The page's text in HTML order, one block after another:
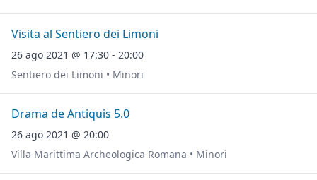
Visita al Sentiero dei Limoni
26 ago 2021 @ 17:30 - 20:00
Sentiero dei Limoni • Minori
Drama de Antiquis 5.0
26 ago 2021 @ 20:00
Villa Marittima Archeologica Romana • Minori